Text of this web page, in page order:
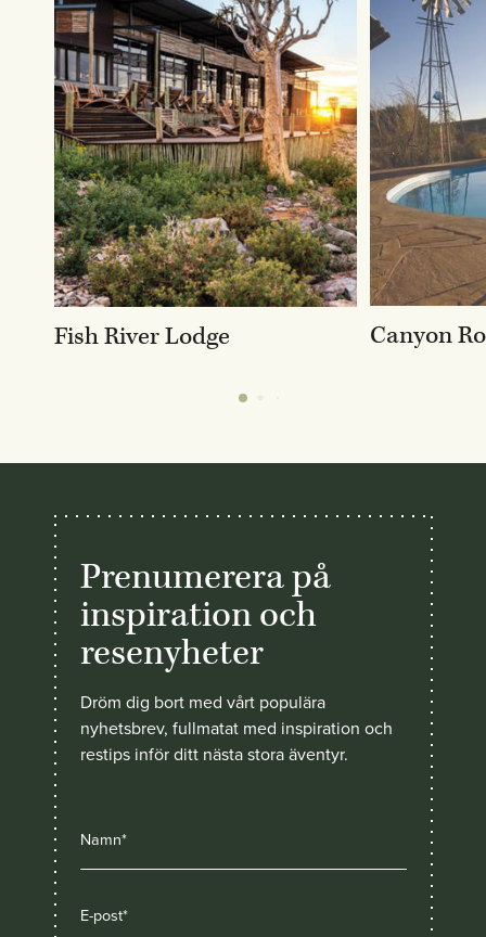
Fish River Lodge Canyon
Prenumerera på
inspiration och
resenyheter
Dröm dig bort med vårt populära
nyhetsbrev, fullmatat med inspiration och
restips inför ditt nästa stora äventyr.